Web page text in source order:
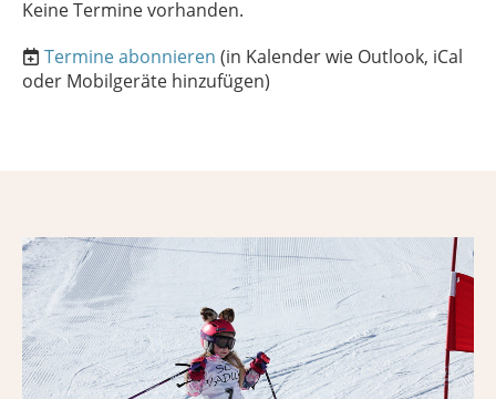
Keine Termine vorhanden.
Termine abonnieren (in Kalender wie Outlook, iCal
oder Mobilgeräte hinzufügen)